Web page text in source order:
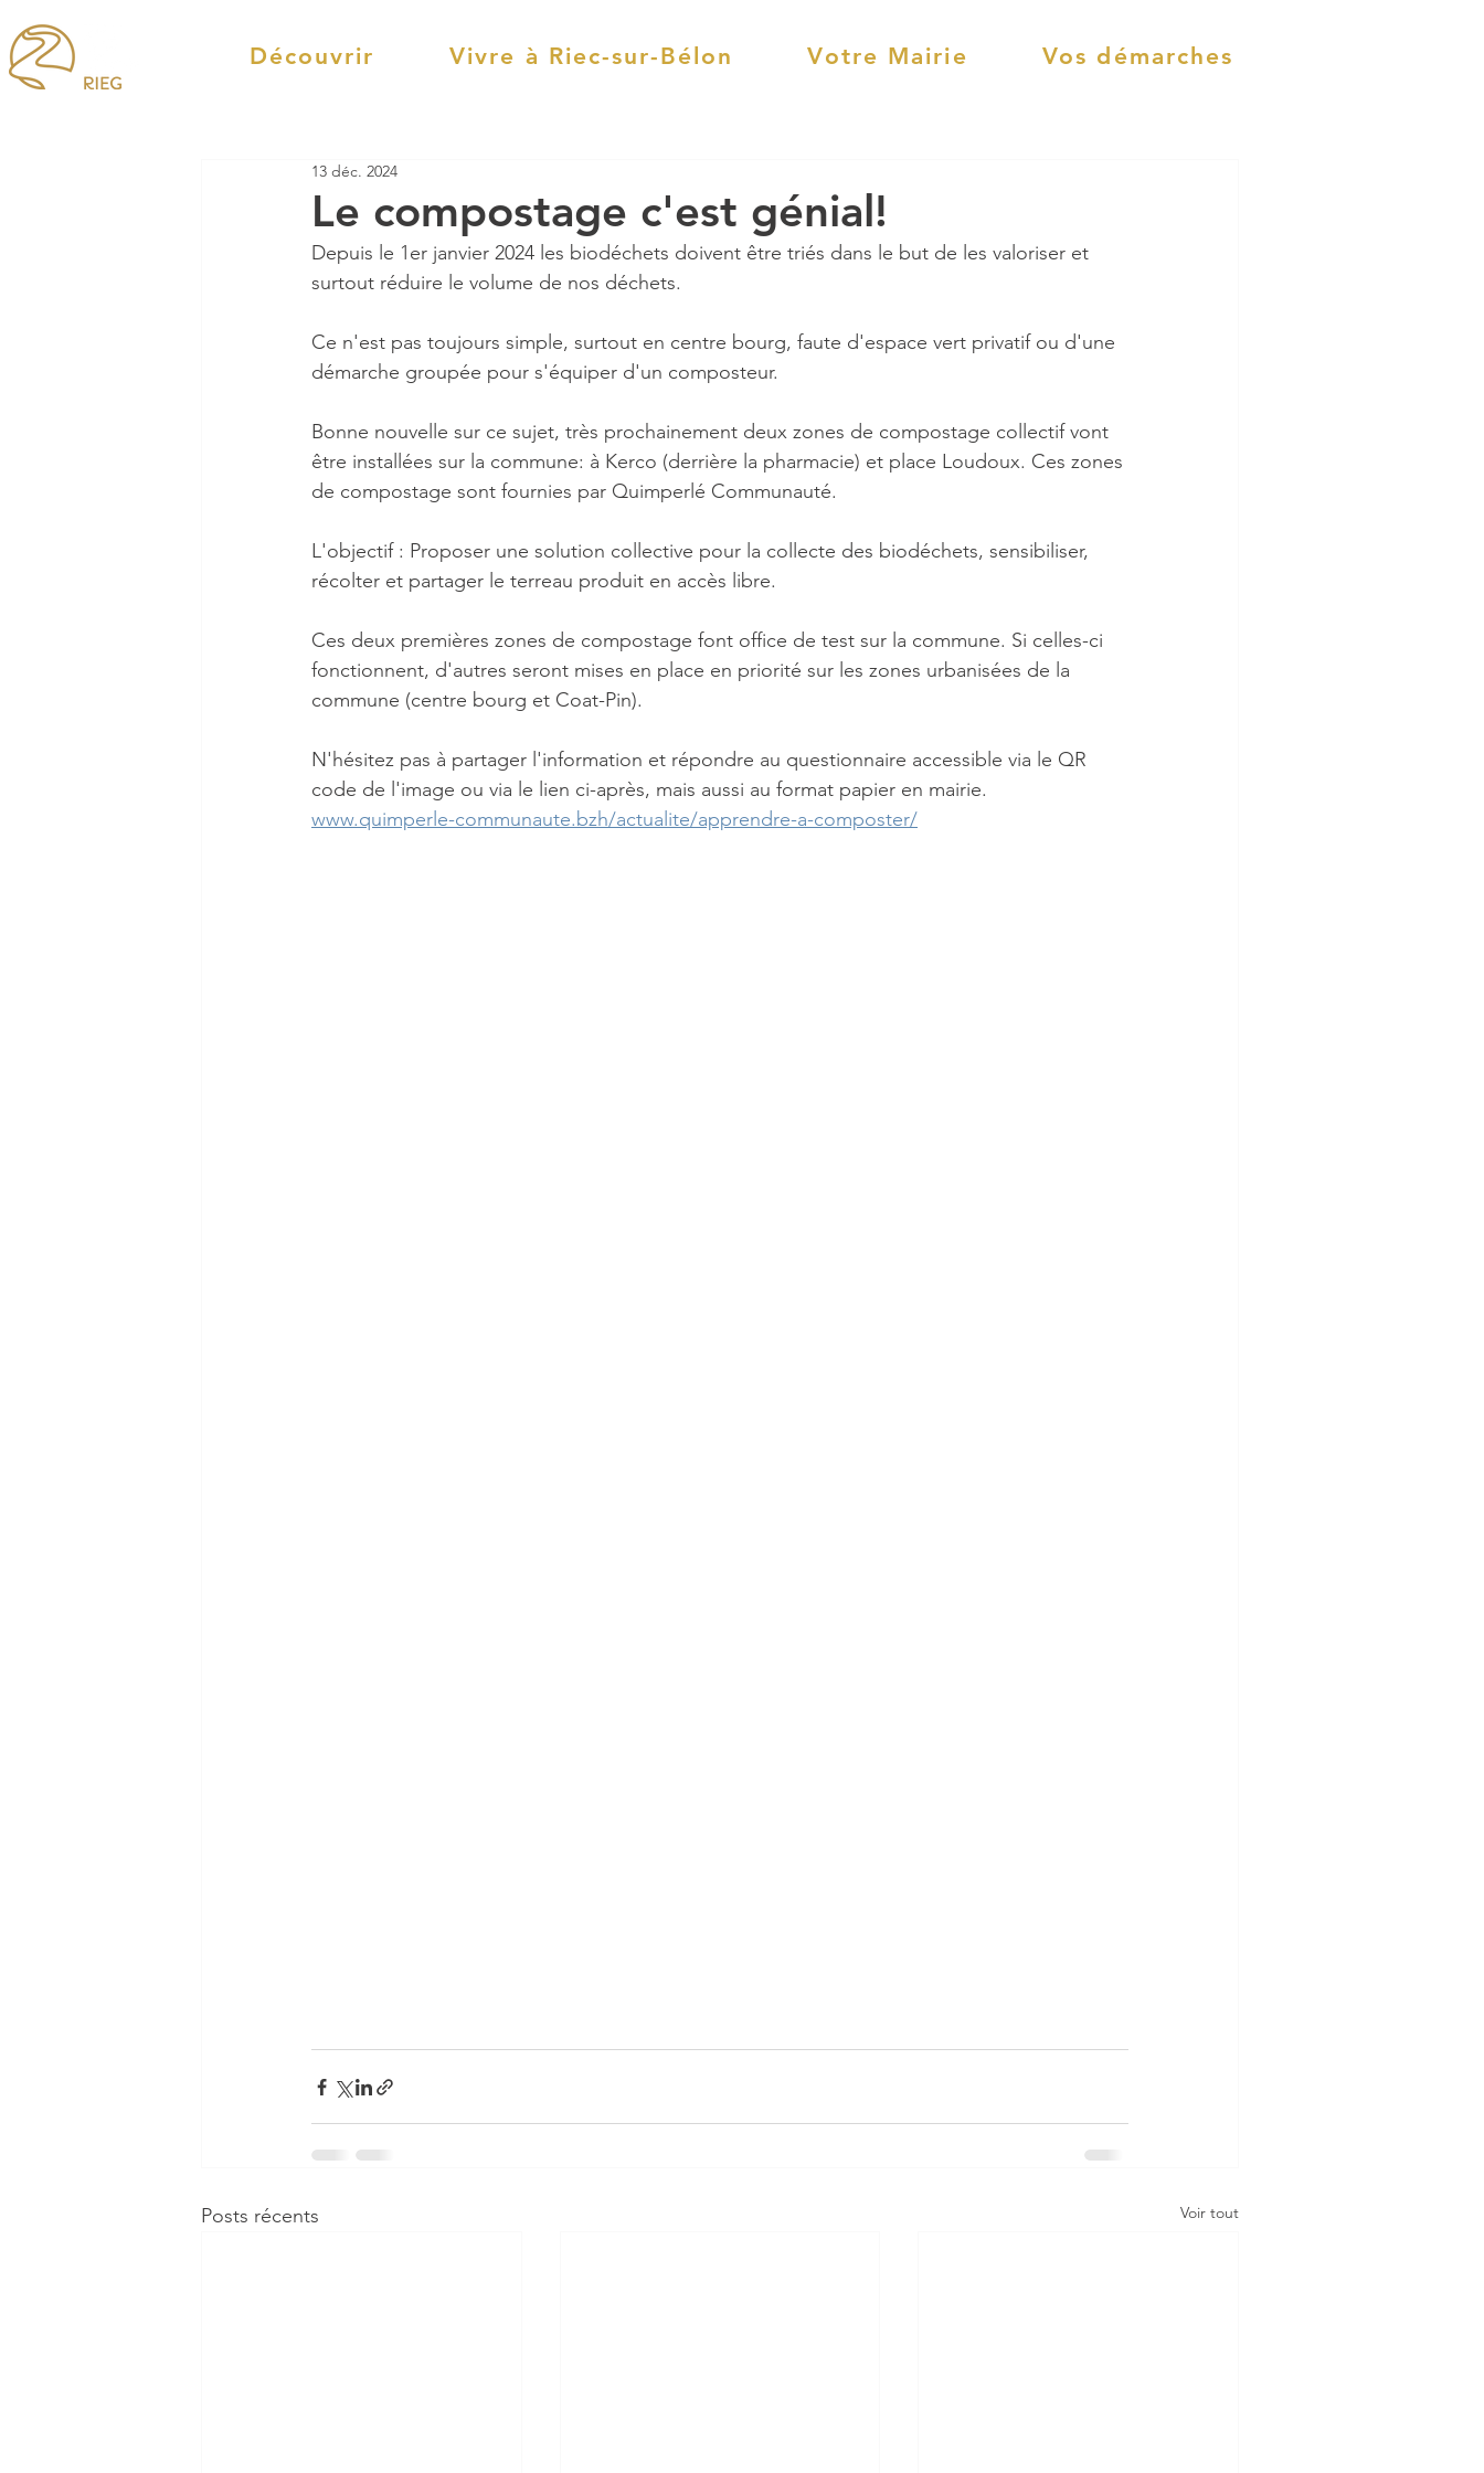
Découvrir Vivre à Riec-sur-Bélon Votre Mairie Vos démarches
Le compostage c'est génial!
13 déc. 2024
Depuis le 1er janvier 2024 les biodéchets doivent être triés dans le but de les valoriser et
surtout réduire le volume de nos déchets.
Ce n'est pas toujours simple, surtout en centre bourg, faute d'espace vert privatif ou d'une
démarche groupée pour s'équiper d'un composteur.
Bonne nouvelle sur ce sujet, très prochainement deux zones de compostage collectif vont
être installées sur la commune: à Kerco (derrière la pharmacie) et place Loudoux. Ces zones
de compostage sont fournies par Quimperlé Communauté.
L'objectif : Proposer une solution collective pour la collecte des biodéchets, sensibiliser,
récolter et partager le terreau produit en accès libre.
Ces deux premières zones de compostage font office de test sur la commune. Si celles-ci
fonctionnent, d'autres seront mises en place en priorité sur les zones urbanisées de la
commune (centre bourg et Coat-Pin).
N'hésitez pas à partager l'information et répondre au questionnaire accessible via le QR
code de l'image ou via le lien ci-après, mais aussi au format papier en mairie.
www.quimperle-communaute.bzh/actualite/apprendre-a-composter/
Posts récents Voir tout